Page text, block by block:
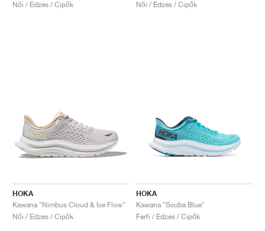
Női / Edzés / Cipők
Női / Edzés / Cipők
HOKA
Kawana "Nimbus Cloud & Ice Flow"
Női / Edzés / Cipők
HOKA
Kawana "Scuba Blue"
Férfi / Edzés / Cipők